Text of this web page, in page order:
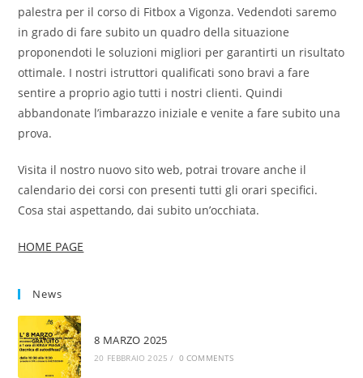
palestra per il corso di Fitbox a Vigonza. Vedendoti saremo
in grado di fare subito un quadro della situazione
proponendoti le soluzioni migliori per garantirti un risultato
ottimale. I nostri istruttori qualificati sono bravi a fare
sentire a proprio agio tutti i nostri clienti. Quindi
abbandonate l’imbarazzo iniziale e venite a fare subito una
prova.
Visita il nostro nuovo sito web, potrai trovare anche il
calendario dei corsi con presenti tutti gli orari specifici.
Cosa stai aspettando, dai subito un’occhiata.
HOME PAGE
News
8 MARZO 2025
20 FEBBRAIO 2025 / 0 COMMENTS